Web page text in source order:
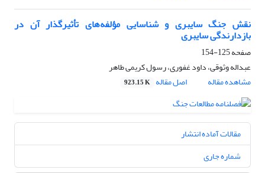
نقش جنگ سایبری و شناسایی مؤلفه‌های تأثیرگذار آن در
بازدارندگی سایبری
صفحه125-154
عبداله وثوقی، داود غفوری، رسول کریمی طاهر
مشاهده مقاله
اصل مقاله 923.15 K
مقالات آماده انتشار
شماره جاری